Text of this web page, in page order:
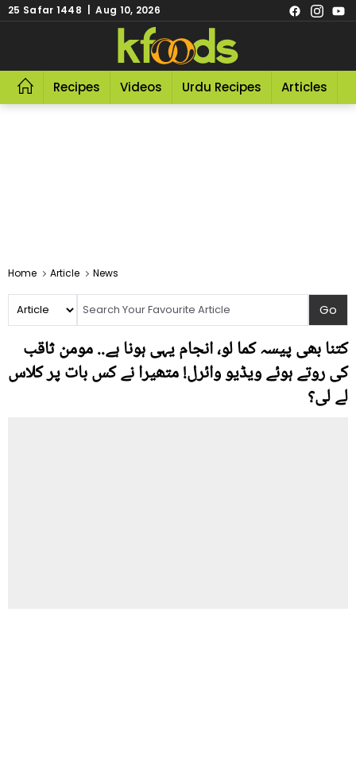
25 Safar 1448 | Aug 10, 2026
Recipes Videos Urdu Recipes Articles
Home Article News
کتنا بھی پیسہ کما لو، انجام یہی ہونا ہے.. مومن ثاقب
کی روتے ہوئے ویڈیو وائرل! متھیرا نے کس بات پر کلاس
لے لی؟